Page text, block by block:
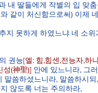
내 딸들에게 작별의 입 맞
같이 처신함으로써) 이제
지 못하게 하였느냐 네 소위
권능[엘: 힘,힘센,전능자,하
성(神聖)] 안에 있느니라, 그
말씀하셨느니라, 말씀하시되
않도록 너는 주의하라,